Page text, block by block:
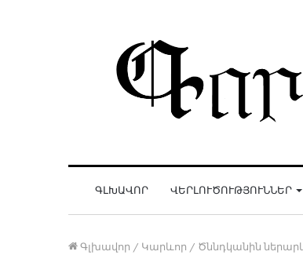
ԳԼԽԱՎՈՐ ՎԵՐԼՈՒԾՈՒԹՅՈՒՆՆԵՐ
Գլխավոր / Կարևոր / Ծննդկանին